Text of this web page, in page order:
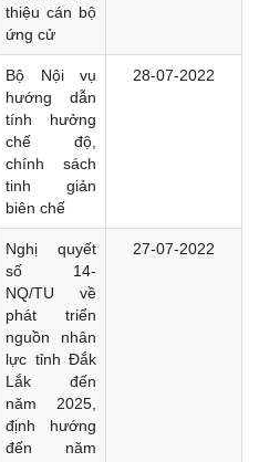
thiệu cán bộ
ứng cử
Bộ Nội vụ
hướng dẫn
tính hưởng
chế độ,
chính sách
tinh giản
biên chế
28-07-2022
Nghị quyết
số 14-
NQ/TU về
phát triển
nguồn nhân
lực tỉnh Đắk
Lắk đến
năm 2025,
định hướng
đến năm
27-07-2022